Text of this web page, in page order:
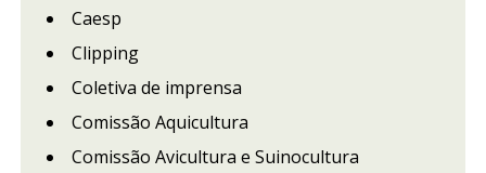
Caesp
Clipping
Coletiva de imprensa
Comissão Aquicultura
Comissão Avicultura e Suinocultura